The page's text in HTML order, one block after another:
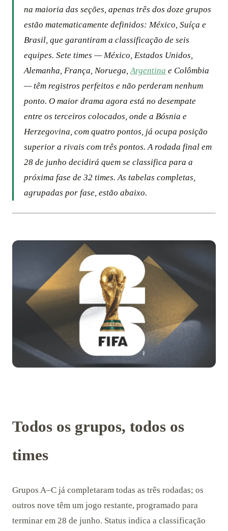
na maioria das seções, apenas três dos doze grupos
estão matematicamente definidos: México, Suíça e
Brasil, que garantiram a classificação de seis
equipes. Sete times — México, Estados Unidos,
Alemanha, França, Noruega,Argentina e Colômbia
— têm registros perfeitos e não perderam nenhum
ponto. O maior drama agora está no desempate
entre os terceiros colocados, onde a Bósnia e
Herzegovina, com quatro pontos, já ocupa posição
superior a rivais com três pontos. A rodada final em
28 de junho decidirá quem se classifica para a
próxima fase de 32 times. As tabelas completas,
agrupadas por fase, estão abaixo.
Todos os grupos, todos os
times
Grupos A–C já completaram todas as três rodadas; os
outros nove têm um jogo restante, programado para
terminar em 28 de junho. Status indica a classificação